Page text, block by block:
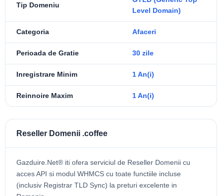
Tip Domeniu
Level Domain)
Categoria Afaceri
Perioada de Gratie 30 zile
Inregistrare Minim 1 An(i)
Reinnoire Maxim 1 An(i)
Reseller Domenii .coffee
Gazduire.Net® iti ofera serviciul de Reseller Domenii cu
acces API si modul WHMCS cu toate functiile incluse
(inclusiv Registrar TLD Sync) la preturi excelente in